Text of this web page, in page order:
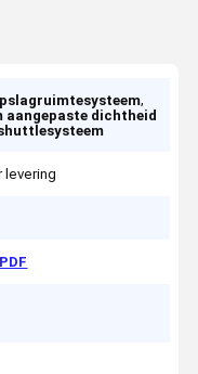
,
aangepaste dichtheid
levering